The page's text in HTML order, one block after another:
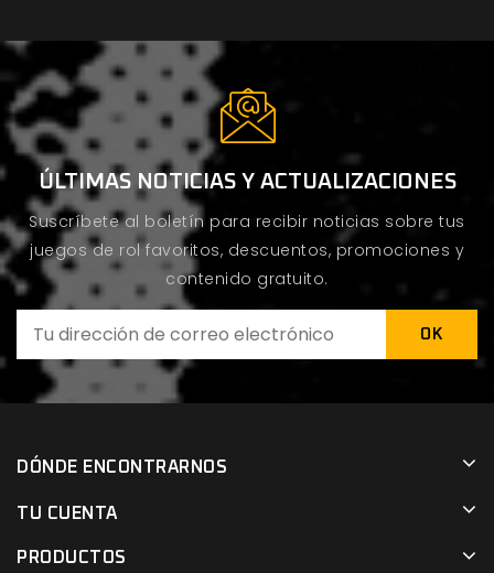
ÚLTIMAS NOTICIAS Y ACTUALIZACIONES
Suscríbete al boletín para recibir noticias sobre tus
juegos de rol favoritos, descuentos, promociones y
contenido gratuito.
DÓNDE ENCONTRARNOS
TU CUENTA
PRODUCTOS